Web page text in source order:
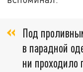
Под
в парадной
ни проходило